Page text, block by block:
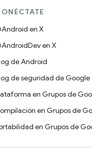
en X
en X
de Android
de seguridad de Google
en Grupos de
en Grupos de
en Grupos de